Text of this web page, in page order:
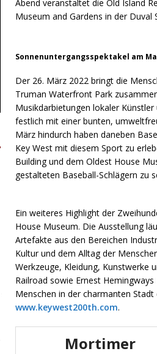
Abend veranstaltet die Old Island
Museum and Gardens in der Duval
Sonnenuntergangsspektakel am
Der 26. März 2022 bringt die
Truman Waterfront Park
Musikdarbietungen lokaler
festlich mit einer bunten,
März hindurch haben daneben
Key West mit diesem Sport zu
Building und dem Oldest House
gestalteten Baseball-Schlägern zu
Ein weiteres Highlight der
House Museum. Die Ausstellung
Artefakte aus den Bereichen
Kultur und dem Alltag der
Werkzeuge, Kleidung, Kunstwerke
Railroad sowie Ernest
Menschen in der charmanten
www.keywest200th.com.
Mortimer